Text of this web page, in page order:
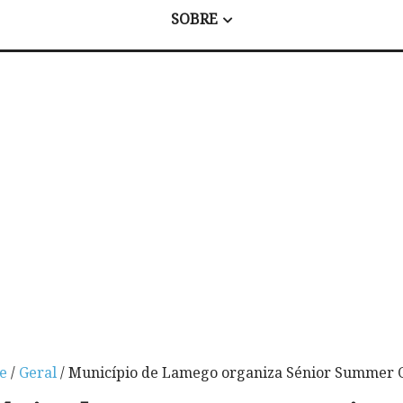
SOBRE
/ Geral/ Município de Lamego organiza Sénior Summer